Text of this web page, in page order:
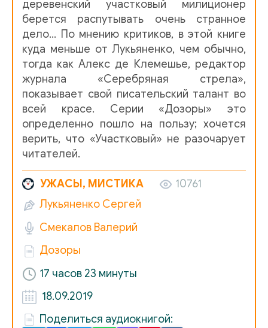
деревенский участковый милиционер
берется распутывать очень странное
дело… По мнению критиков, в этой книге
куда меньше от Лукьяненко, чем обычно,
тогда как Алекс де Клемешье, редактор
журнала «Серебряная стрела»,
показывает свой писательский талант во
всей красе. Серии «Дозоры» это
определенно пошло на пользу; хочется
верить, что «Участковый» не разочарует
читателей.
УЖАСЫ, МИСТИКА
10761
Лукьяненко Сергей
Смекалов Валерий
Дозоры
17 часов 23 минуты
18.09.2019
Поделиться аудиокнигой: